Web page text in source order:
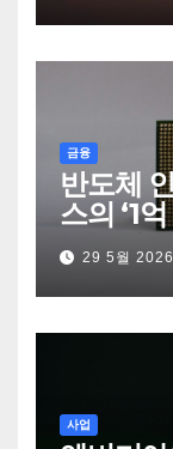
금융
반도체
스의 ‘1
‘퇴사율
29 5월 2026
사업